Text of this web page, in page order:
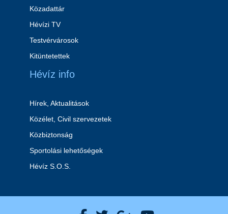
Közadattár
Hévízi TV
Testvérvárosok
Kitüntetettek
Hévíz info
Hírek, Aktualitások
Közélet, Civil szervezetek
Közbiztonság
Sportolási lehetőségek
Hévíz S.O.S.